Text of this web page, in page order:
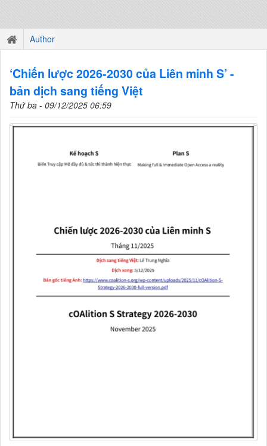
Author
‘Chiến lược 2026-2030 của Liên minh S’ -
bản dịch sang tiếng Việt
Thứ ba - 09/12/2025 06:59